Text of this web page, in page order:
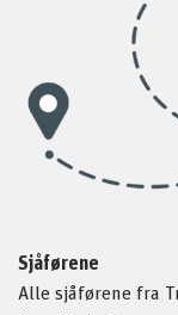
Sjåførene
Alle sjåførene fra